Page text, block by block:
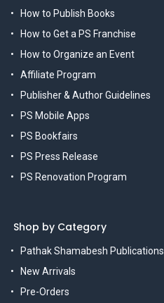
How to Publish Books
How to Get a PS Franchise
How to Organize an Event
Affiliate Program
Publisher & Author Guidelines
PS Mobile Apps
PS Bookfairs
PS Press Release
PS Renovation Program
Shop by Category
Pathak Shamabesh Publications
New Arrivals
Pre-Orders